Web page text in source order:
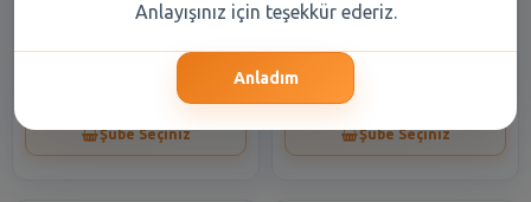
Lü 244 Gr
Şube Seçiniz
Gofret 142 Gr
Şube Seçiniz
Anlayışınız için teşekkür ederiz.
Anladım